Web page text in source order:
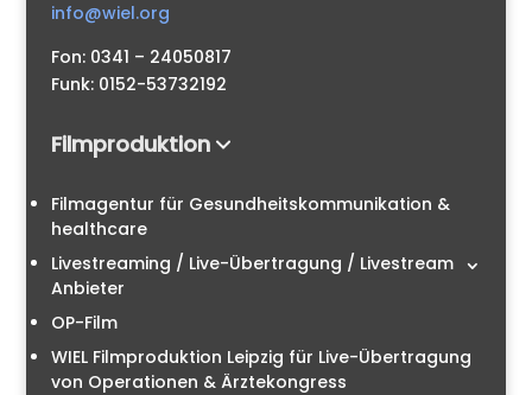
info@wiel.org
Fon: 0341 – 24050817
Funk: 0152-53732192
Filmproduktion
Filmagentur für Gesundheitskommunikation &
healthcare
Livestreaming / Live-Übertragung / Livestream
Anbieter
OP-Film
WIEL Filmproduktion Leipzig für Live-Übertragung
von Operationen & Ärztekongress